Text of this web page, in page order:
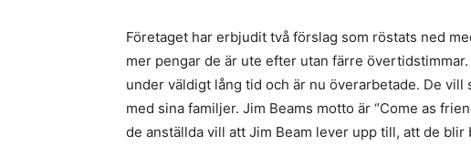
Företaget har erbjudit två förslag som röstats ned
mer pengar de är ute efter utan färre
under väldigt lång tid och är nu överarbetade. De
med sina familjer. Jim Beams motto är “Come as
de anställda vill att Jim Beam lever upp till, att de blir